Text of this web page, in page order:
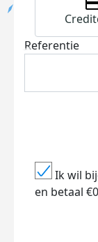
Referentie
Ik wil
en betaal